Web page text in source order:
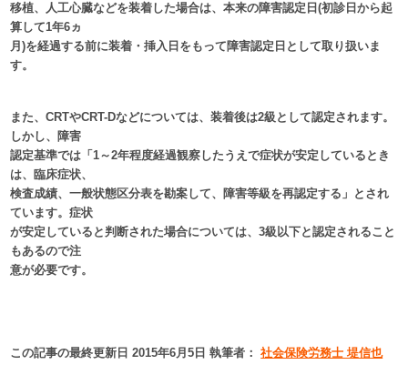
移植、人工心臓などを装着した場合は、本来の障害認定日(初診日から起
算して1年6ヵ
月)を経過する前に装着・挿入日をもって障害認定日として取り扱いま
す。
また、CRTやCRT-Dなどについては、装着後は2級として認定されます。
しかし、障害
認定基準では「1～2年程度経過観察したうえで症状が安定しているとき
は、臨床症状、
検査成績、一般状態区分表を勘案して、障害等級を再認定する」とされ
ています。症状
が安定していると判断された場合については、3級以下と認定されること
もあるので注
意が必要です。
この記事の最終更新日 2015年6月5日 執筆者：社会保険労務士 堤信也